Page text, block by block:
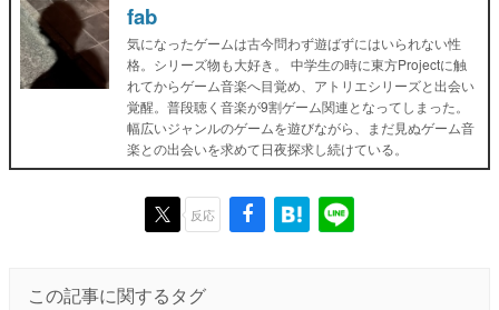
fab
気になったゲームは古今問わず遊ばずにはいられない性
格。シリーズ物も大好き。 中学生の時に東方Projectに触
れてからゲーム音楽へ目覚め、アトリエシリーズと出会い
覚醒。普段聴く音楽が9割ゲーム関連となってしまった。
幅広いジャンルのゲームを遊びながら、まだ見ぬゲーム音
楽との出会いを求めて日夜探求し続けている。
反応
この記事に関するタグ